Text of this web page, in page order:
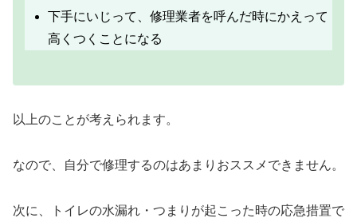
下手にいじって、修理業者を呼んだ時にかえって
高くつくことになる
以上のことが考えられます。
なので、自分で修理するのはあまりおススメできません。
次に、トイレの水漏れ・つまりが起こった時の応急措置で